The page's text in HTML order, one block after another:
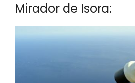
Mirador de Isora: